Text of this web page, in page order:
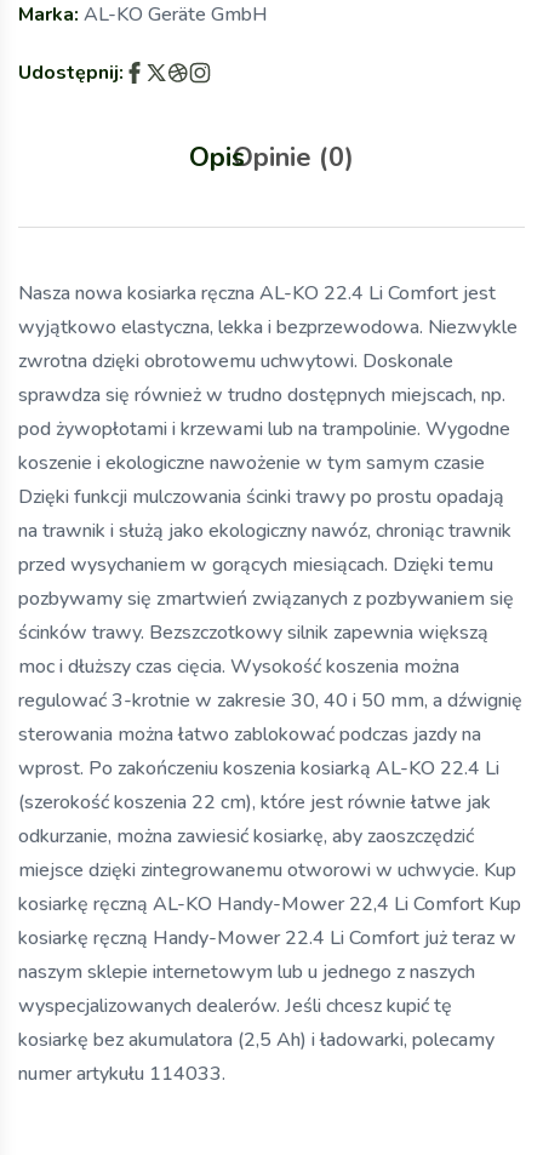
Marka: AL-KO Geräte GmbH
Udostępnij:
OpisOpinie (0)
Nasza nowa kosiarka ręczna AL-KO 22.4 Li Comfort jest
wyjątkowo elastyczna, lekka i bezprzewodowa. Niezwykle
zwrotna dzięki obrotowemu uchwytowi. Doskonale
sprawdza się również w trudno dostępnych miejscach, np.
pod żywopłotami i krzewami lub na trampolinie. Wygodne
koszenie i ekologiczne nawożenie w tym samym czasie
Dzięki funkcji mulczowania ścinki trawy po prostu opadają
na trawnik i służą jako ekologiczny nawóz, chroniąc trawnik
przed wysychaniem w gorących miesiącach. Dzięki temu
pozbywamy się zmartwień związanych z pozbywaniem się
ścinków trawy. Bezszczotkowy silnik zapewnia większą
moc i dłuższy czas cięcia. Wysokość koszenia można
regulować 3-krotnie w zakresie 30, 40 i 50 mm, a dźwignię
sterowania można łatwo zablokować podczas jazdy na
wprost. Po zakończeniu koszenia kosiarką AL-KO 22.4 Li
(szerokość koszenia 22 cm), które jest równie łatwe jak
odkurzanie, można zawiesić kosiarkę, aby zaoszczędzić
miejsce dzięki zintegrowanemu otworowi w uchwycie. Kup
kosiarkę ręczną AL-KO Handy-Mower 22,4 Li Comfort Kup
kosiarkę ręczną Handy-Mower 22.4 Li Comfort już teraz w
naszym sklepie internetowym lub u jednego z naszych
wyspecjalizowanych dealerów. Jeśli chcesz kupić tę
kosiarkę bez akumulatora (2,5 Ah) i ładowarki, polecamy
numer artykułu 114033.